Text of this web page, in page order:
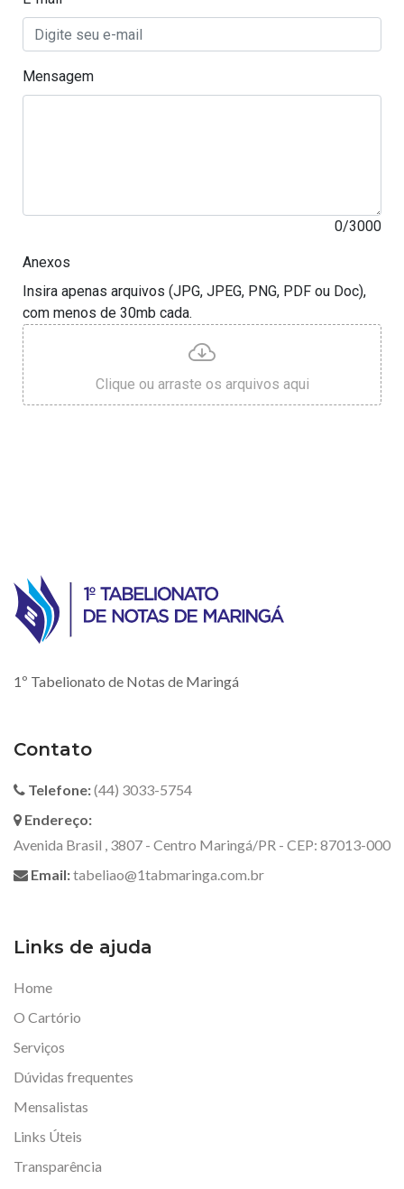
1º Tabelionato de Notas de Maringá
Contato
Telefone:(44) 3033-5754
Endereço:
Avenida Brasil , 3807 - Centro Maringá/PR - CEP: 87013-000
Email:tabeliao@1tabmaringa.com.br
Links de ajuda
Home
O Cartório
Serviços
Dúvidas frequentes
Mensalistas
Links Úteis
Transparência